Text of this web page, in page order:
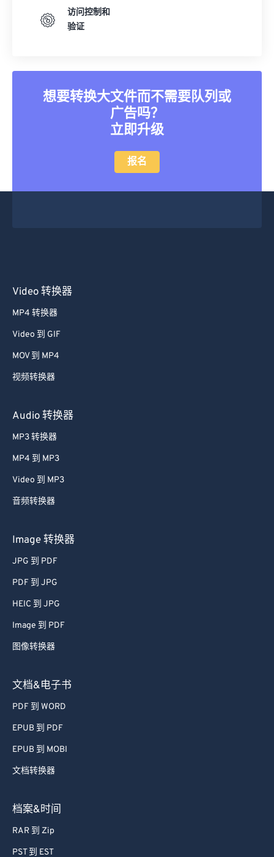
访问控制和
验证
想要转换大文件而不需要队列或
广告吗？
立即升级
报名
Video 转换器
MP4 转换器
Video 到 GIF
MOV 到 MP4
视频转换器
Audio 转换器
MP3 转换器
MP4 到 MP3
Video 到 MP3
音频转换器
Image 转换器
JPG 到 PDF
PDF 到 JPG
HEIC 到 JPG
Image 到 PDF
图像转换器
文档&电子书
PDF 到 WORD
EPUB 到 PDF
EPUB 到 MOBI
文档转换器
档案&时间
RAR 到 Zip
PST 到 EST